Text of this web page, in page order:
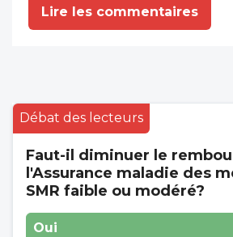
Lire les commentaires
Débat des lecteurs
Faut-il diminuer le
l'Assurance maladie des
SMR faible ou modéré?
Oui